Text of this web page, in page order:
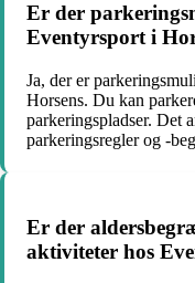
Er der
Eventyrsport i
Ja, der er
Horsens. Du kan
parkeringspladser. Det
parkeringsregler og -
Er der
aktiviteter hos